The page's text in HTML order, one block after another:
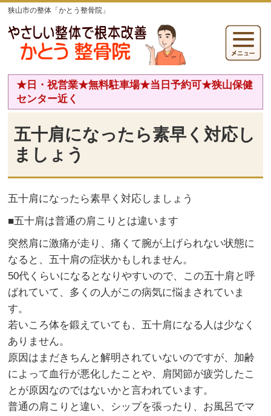
狭山市の整体「かとう整骨院」
★日・祝営業★無料駐車場★当日予約可★狭山保健
センター近く
五十肩になったら素早く対応し
ましょう
五十肩になったら素早く対応しましょう
■五十肩は普通の肩こりとは違います
突然肩に激痛が走り、痛くて腕が上げられない状態に
なると、五十肩の症状かもしれません。
50代くらいになるとなりやすいので、この五十肩と呼
ばれていて、多くの人がこの病気に悩まされていま
す。
若いころ体を鍛えていても、五十肩になる人は少なく
ありません。
原因はまだきちんと解明されていないのですが、加齢
によって血行が悪化したことや、肩関節が疲労したこ
とが原因なのではないかと言われています。
普通の肩こりと違い、シップを張ったり、お風呂でマ